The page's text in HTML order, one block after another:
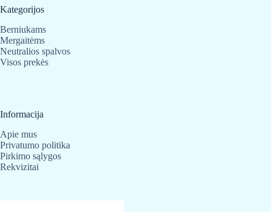
Kategorijos
Berniukams
Mergaitėms
Neutralios spalvos
Visos prekės
Informacija
Apie mus
Privatumo politika
Pirkimo sąlygos
Rekvizitai